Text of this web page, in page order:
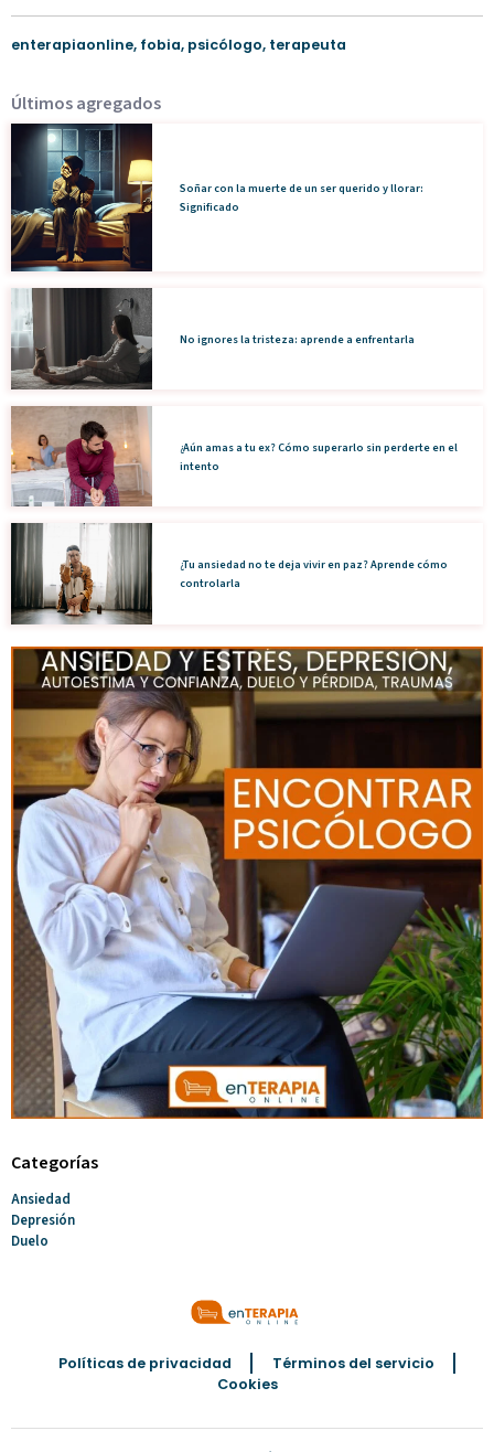
enterapiaonline, fobia, psicólogo, terapeuta
Últimos agregados
Soñar con la muerte de un ser querido y llorar:
Significado
No ignores la tristeza: aprende a enfrentarla
¿Aún amas a tu ex? Cómo superarlo sin perderte en el
intento
¿Tu ansiedad no te deja vivir en paz? Aprende cómo
controlarla
Categorías
Ansiedad
Depresión
Duelo
Políticas de privacidad
Términos del servicio
Cookies